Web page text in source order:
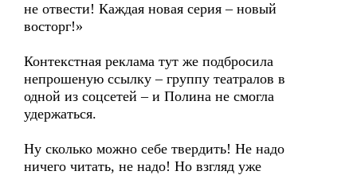
не отвести! Каждая новая серия – новый
восторг!»
Контекстная реклама тут же подбросила
непрошеную ссылку – группу театралов в
одной из соцсетей – и Полина не смогла
удержаться.
Ну сколько можно себе твердить! Не надо
ничего читать, не надо! Но взгляд уже